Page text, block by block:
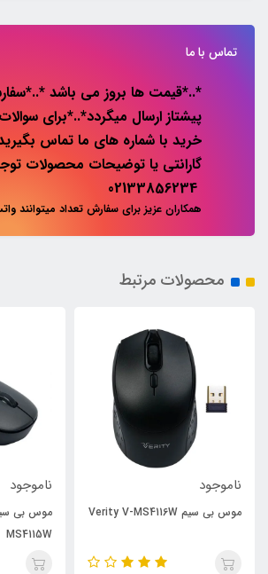
تماس با ما
*..*قیمت ها بروز می باشد
پیشتاز ارسال میگردد*..*برای
خرید با شماره های ما تماس
گارانتی یا توضیحات محصولات
همکاران عزیز برای سفارش تعداد میتوانند
محصولات مرتبط
ناموجود
موس بی سیم Verity V-MS4116W
ناموجود
MS4115W